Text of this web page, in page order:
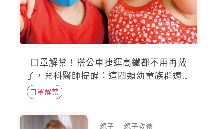
口罩解禁！搭公車捷運高鐵都不用再戴
了，兒科醫師提醒：這四類幼童族群還是
口罩解禁
親子 親子教養